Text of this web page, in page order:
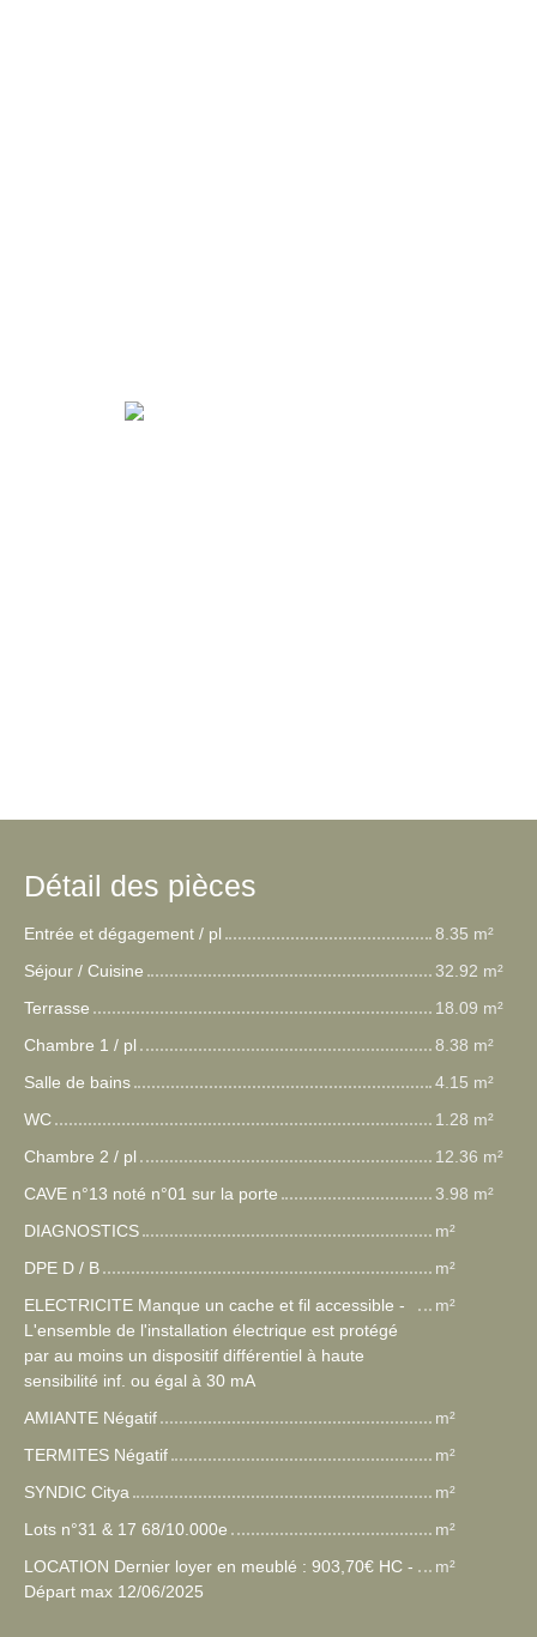
Détail des pièces
Entrée et dégagement / pl
8.35 m²
Séjour / Cuisine
32.92 m²
Terrasse
18.09 m²
Chambre 1 / pl
8.38 m²
Salle de bains
4.15 m²
WC
1.28 m²
Chambre 2 / pl
12.36 m²
CAVE n°13 noté n°01 sur la porte
3.98 m²
DIAGNOSTICS
m²
DPE D / B
m²
ELECTRICITE Manque un cache et fil accessible -
L'ensemble de l'installation électrique est protégé
par au moins un dispositif différentiel à haute
sensibilité inf. ou égal à 30 mA
m²
AMIANTE Négatif
m²
TERMITES Négatif
m²
SYNDIC Citya
m²
Lots n°31 & 17 68/10.000e
m²
LOCATION Dernier loyer en meublé : 903,70€ HC -
Départ max 12/06/2025
m²